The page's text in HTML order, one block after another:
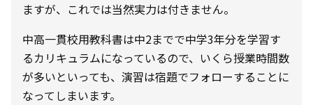
ますが、これでは当然実力は付きません。
中高一貫校用教科書は中2までで中学3年分を学習す
るカリキュラムになっているので、いくら授業時間数
が多いといっても、演習は宿題でフォローすることに
なってしまいます。